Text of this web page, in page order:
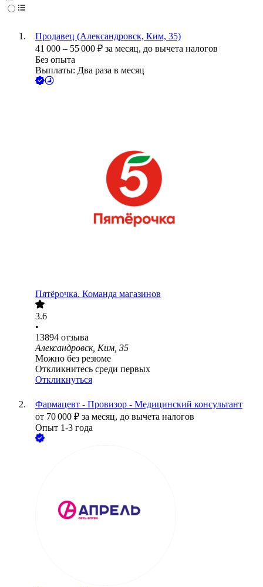
Продавец (Александровск, Ким, 35)
41 000 – 55 000 ₽ за месяц, до вычета налогов
Без опыта
Выплаты: Два раза в месяц
Пятёрочка. Команда магазинов
3.6
•
13894 отзыва
Александровск, Ким, 35
Можно без резюме
Откликнитесь среди первых
Откликнуться
Фармацевт - Провизор - Медицинский консультант
от 70 000 ₽ за месяц, до вычета налогов
Опыт 1-3 года